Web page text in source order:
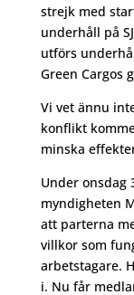
strejk med
underhåll på
utförs
Green Cargos
Vi vet ännu
konflikt
minska
Under onsdag
myndigheten
att parterna
villkor som
arbetstagare.
i. Nu får